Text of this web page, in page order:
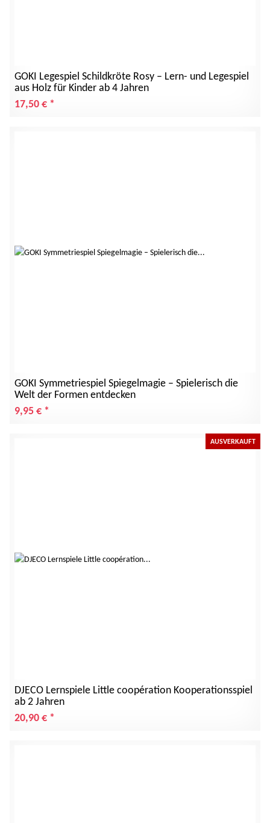
GOKI Legespiel Schildkröte Rosy – Lern- und Legespiel
aus Holz für Kinder ab 4 Jahren
17,50 € *
GOKI Symmetriespiel Spiegelmagie – Spielerisch die
Welt der Formen entdecken
9,95 € *
AUSVERKAUFT
DJECO Lernspiele Little coopération Kooperationsspiel
ab 2 Jahren
20,90 € *